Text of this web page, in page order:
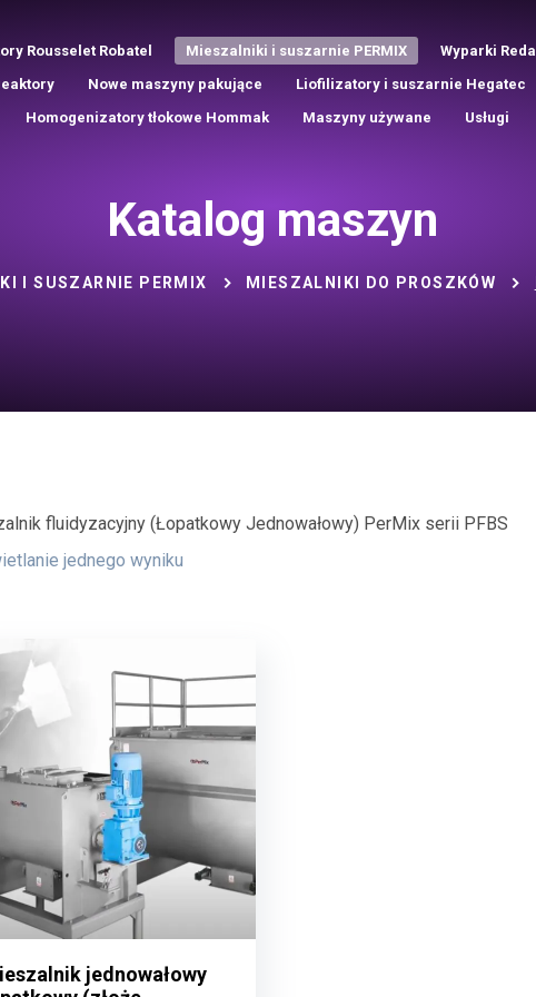
Rousselet Robatel Mieszalniki i suszarnie PERMIX
Wyparki Reda
Nowe maszyny pakujące Liofilizatory i suszarnie Hegatec
Homogenizatory tłokowe Hommak Maszyny używane Usługi
Katalog maszyn
I SUSZARNIE PERMIX MIESZALNIKI DO PROSZKÓW
fluidyzacyjny (Łopatkowy Jednowałowy) PerMix serii PFBS
jednego wyniku
jednowałowy
jednowałowy